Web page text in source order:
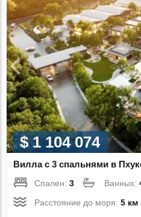
$ 1 104 074
Вилла с 3 спальнями в
Спален:3 Ванных:
Расстояние до моря:5 км